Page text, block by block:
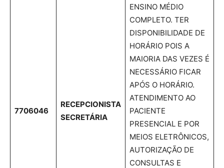
7706046
RECEPCIONISTA
SECRETÁRIA
ENSINO MÉDIO
COMPLETO. TER
DISPONIBILIDADE DE
HORÁRIO POIS A
MAIORIA DAS VEZES É
NECESSÁRIO FICAR
APÓS O HORÁRIO.
ATENDIMENTO AO
PACIENTE
PRESENCIAL E POR
MEIOS ELETRÔNICOS,
AUTORIZAÇÃO DE
CONSULTAS E